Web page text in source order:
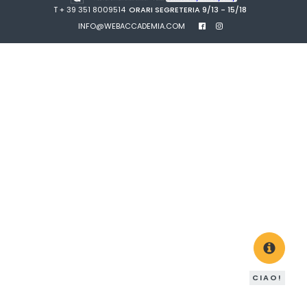
T + 39 351 8009514 ORARI SEGRETERIA 9/13 - 15/18
INFO@WEBACCADEMIA.COM
CIAO!